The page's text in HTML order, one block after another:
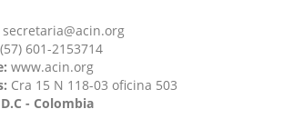
secretaria@acin.org
(57) 601-2153714
www.acin.org
Cra 15 N 118-03 oficina 503
- Colombia